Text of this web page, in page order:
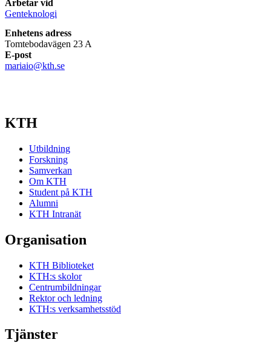
Arbetar vid
Genteknologi
Enhetens adress
Tomtebodavägen 23 A
E-post
mariaio@kth.se
KTH
Utbildning
Forskning
Samverkan
Om KTH
Student på KTH
Alumni
KTH Intranät
Organisation
KTH Biblioteket
KTH:s skolor
Centrumbildningar
Rektor och ledning
KTH:s verksamhetsstöd
Tjänster